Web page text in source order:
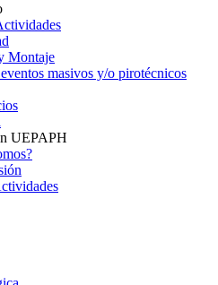
Montaje
masivos y/o pirotécnicos
UEPAPH